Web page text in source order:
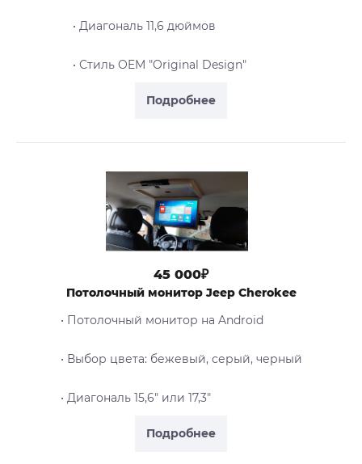
Подробнее
• Диагональ 11,6 дюймов
• Стиль OEM "Original Design"
Подробнее
45 000₽
Потолочный монитор Jeep Cherokee
• Потолочный монитор на Android
• Выбор цвета: бежевый, серый, черный
• Диагональ 15,6" или 17,3"